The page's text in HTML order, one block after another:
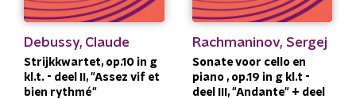
Debussy, Claude
Strijkkwartet, op.10 in g
kl.t. - deel II, "Assez vif et
bien rythmé"
Rachmaninov, Sergej
Sonate voor cello en
piano , op.19 in g kl.t -
deel III, "Andante" + deel